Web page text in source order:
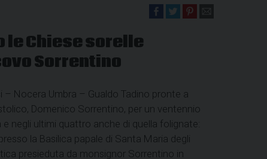
le Chiese sorelle
Sorrentino
– Nocera Umbra – Gualdo Tadino pronte a
Domenico Sorrentino, per un ventennio
negli ultimi quattro anche di quella folignate:
la Basilica papale di Santa Maria degli
presieduta da monsignor Sorrentino in